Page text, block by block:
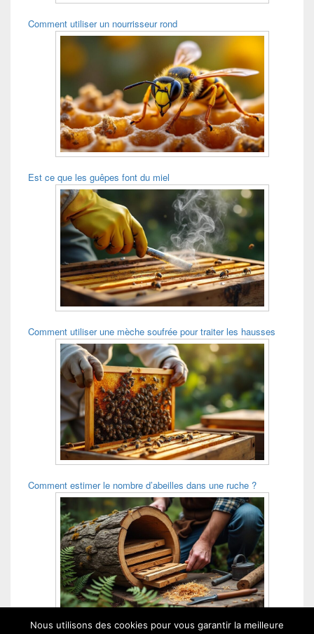
Comment utiliser un nourrisseur rond
Est ce que les guêpes font du miel
Comment utiliser une mèche soufrée pour traiter les hausses
Comment estimer le nombre d’abeilles dans une ruche ?
Nous utilisons des cookies pour vous garantir la meilleure